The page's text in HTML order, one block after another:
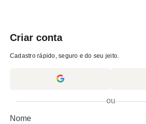
Criar conta
Cadastro rápido, seguro e do seu jeito.
ou
Nome